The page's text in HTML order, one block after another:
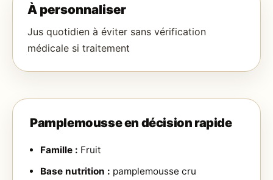
À personnaliser
Jus quotidien à éviter sans vérification
médicale si traitement
Pamplemousse en décision rapide
Famille : Fruit
Base nutrition : pamplemousse cru